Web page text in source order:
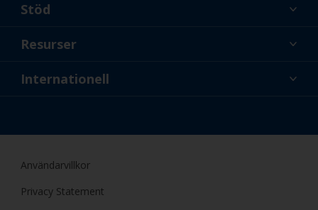
Stöd
Om oss
Resurser
Nyheter
Internationell
Användarvillkor
Privacy Statement